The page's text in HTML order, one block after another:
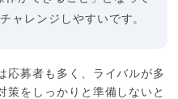
ャレンジしやすいです。
応募者も多く、ライバルが多
策をしっかりと準備しないと